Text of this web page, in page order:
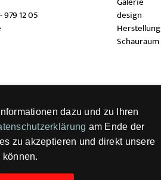
12 05
design
Herstellung
Schauraum
dazu und zu Ihren
am Ende der
zu akzeptieren und direkt unsere